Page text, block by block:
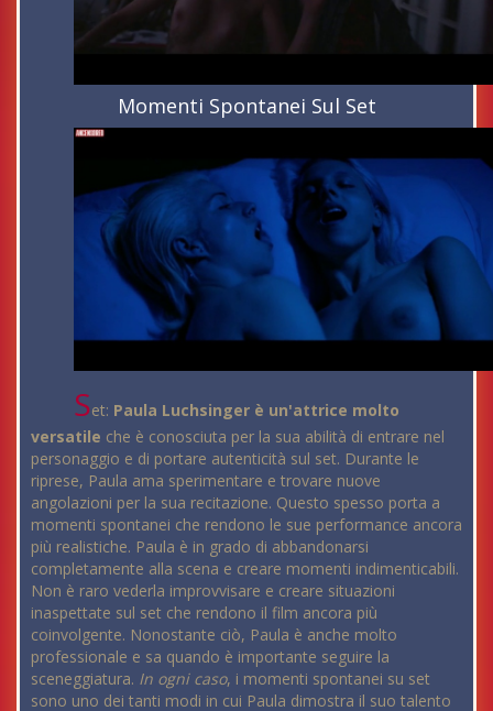
Momenti Spontanei Sul Set
Set: Paula Luchsinger è un'attrice molto
versatile che è conosciuta per la sua abilità di entrare nel
personaggio e di portare autenticità sul set. Durante le
riprese, Paula ama sperimentare e trovare nuove
angolazioni per la sua recitazione. Questo spesso porta a
momenti spontanei che rendono le sue performance ancora
più realistiche. Paula è in grado di abbandonarsi
completamente alla scena e creare momenti indimenticabili.
Non è raro vederla improvvisare e creare situazioni
inaspettate sul set che rendono il film ancora più
coinvolgente. Nonostante ciò, Paula è anche molto
professionale e sa quando è importante seguire la
sceneggiatura. In ogni caso, i momenti spontanei su set
sono uno dei tanti modi in cui Paula dimostra il suo talento